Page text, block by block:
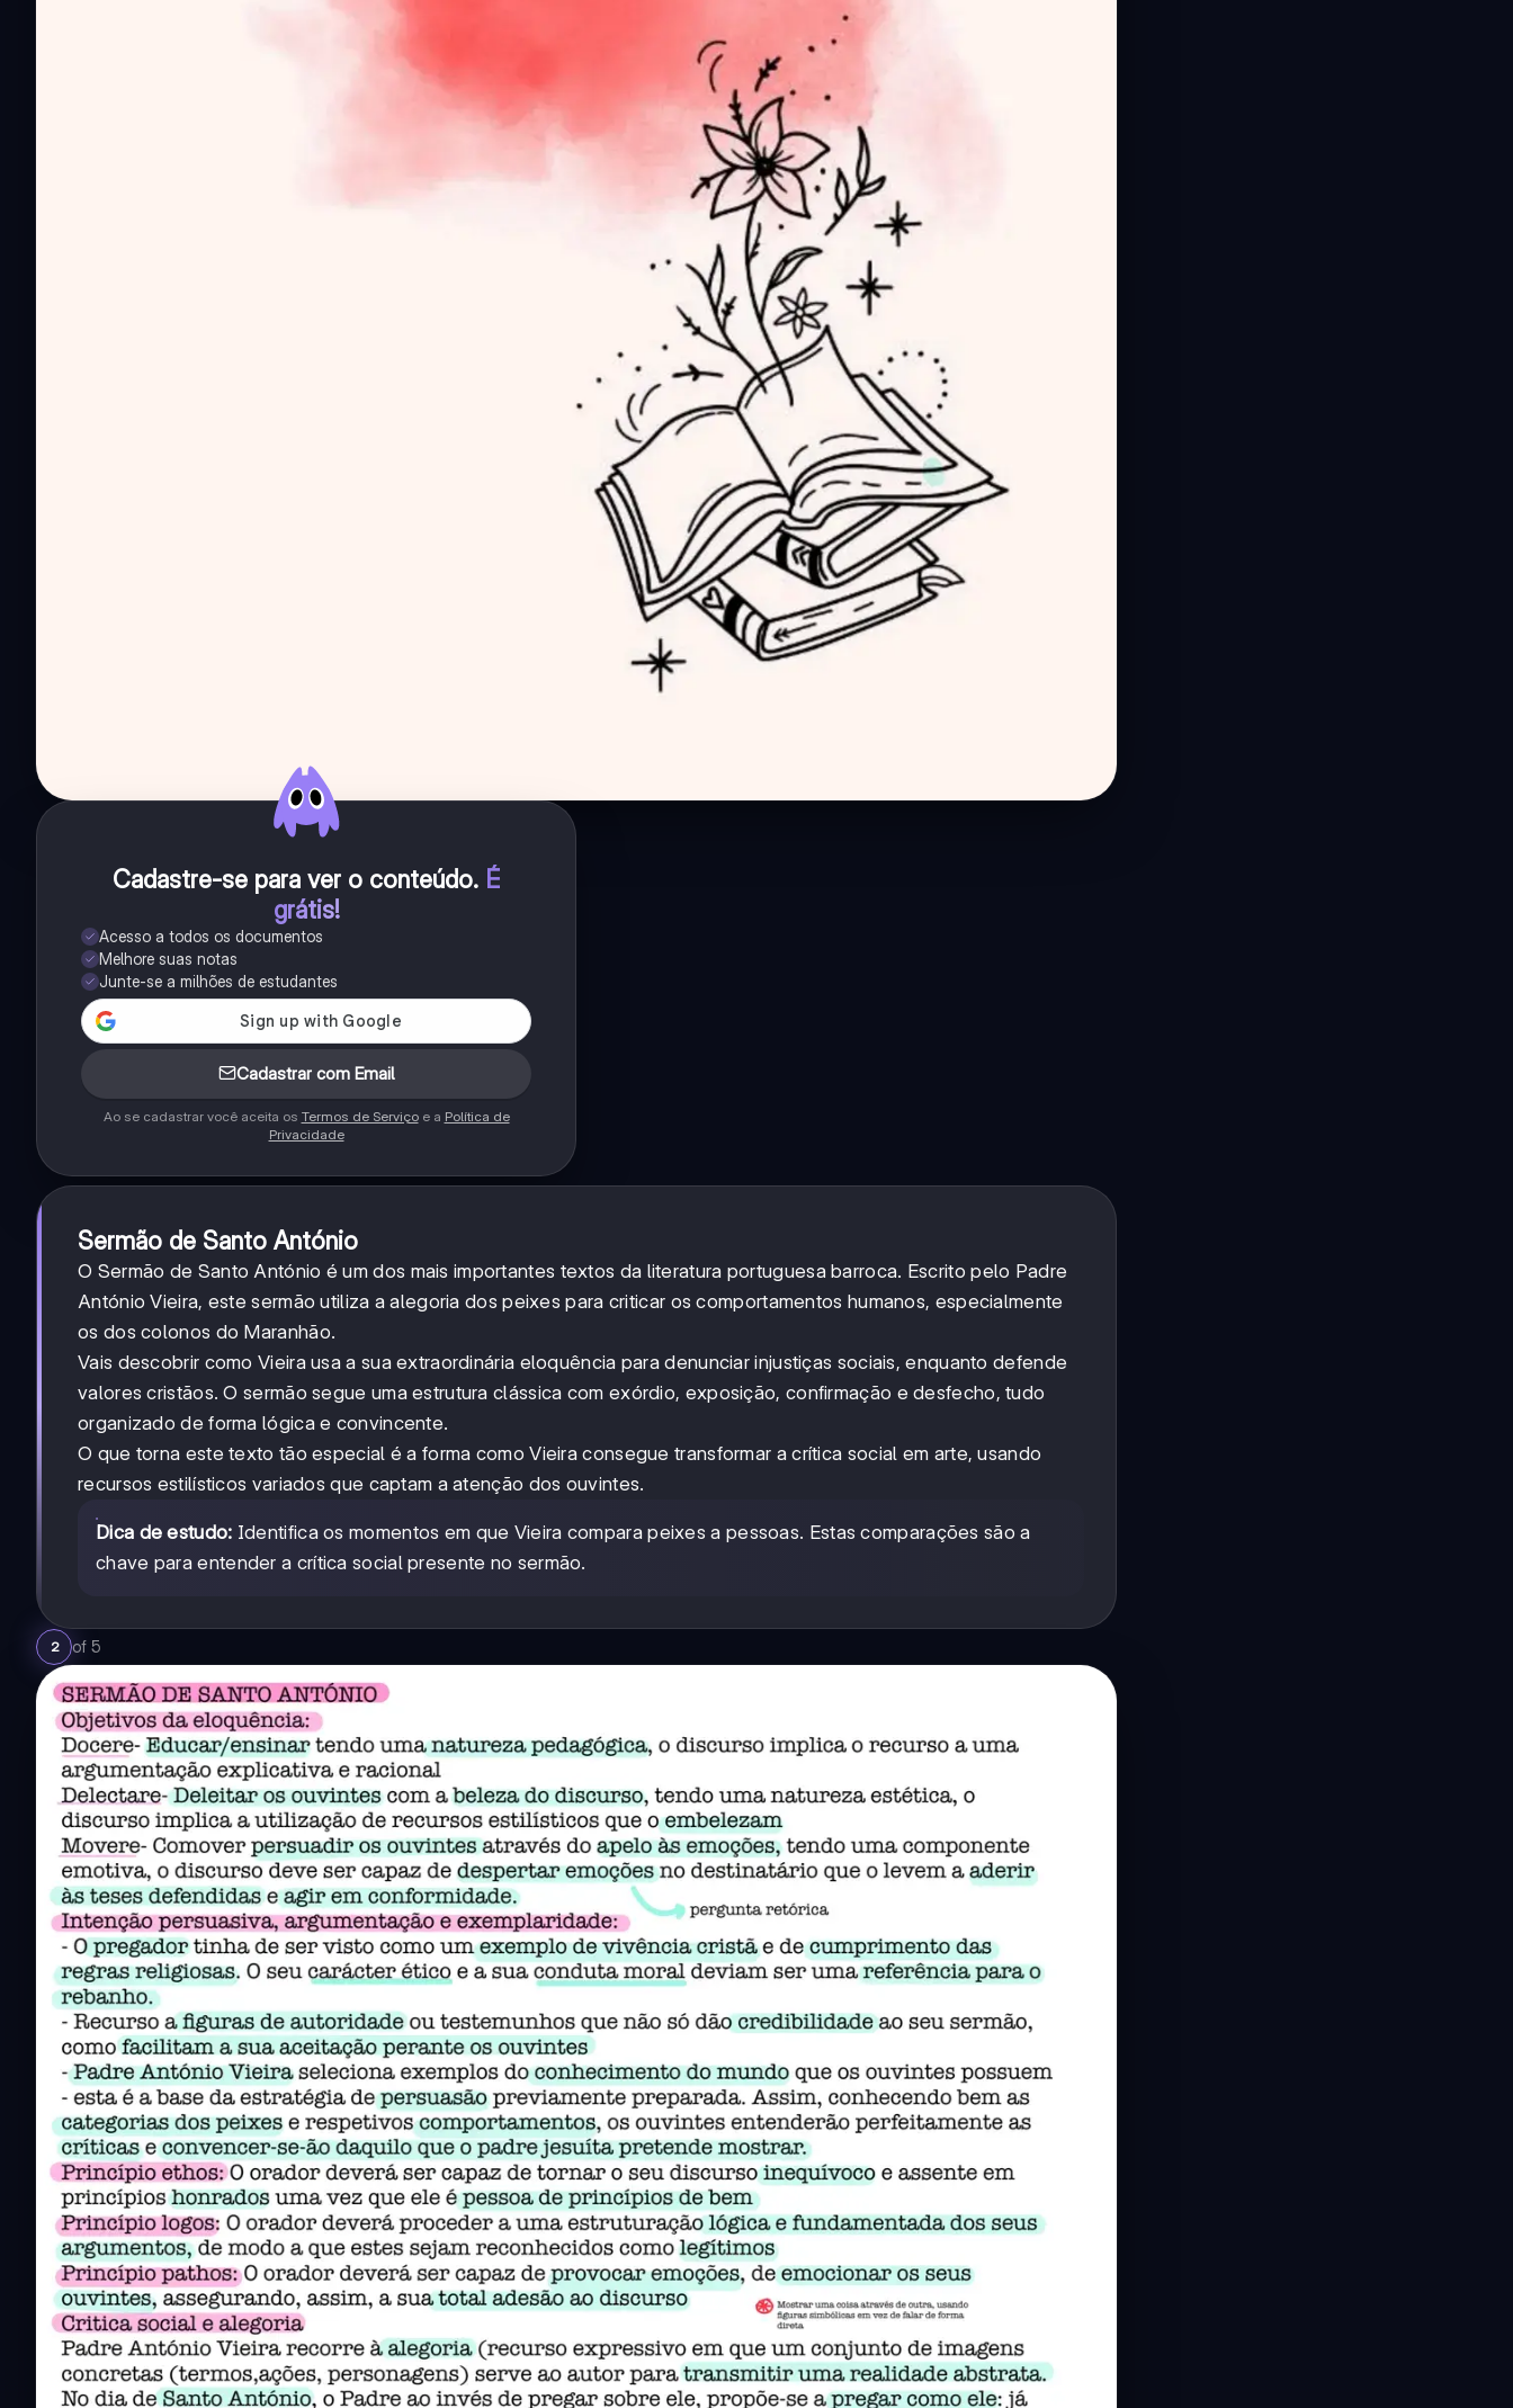
Cadastre-se para ver o conteúdo. É
grátis!
Acesso a todos os documentos
Melhore suas notas
Junte-se a milhões de estudantes
Cadastrar com Email
Ao se cadastrar você aceita os Termos de Serviçoe a Política de
Privacidade
Sermão de Santo António
O Sermão de Santo António é um dos mais importantes textos da literatura portuguesa barroca. Escrito pelo Padre
António Vieira, este sermão utiliza a alegoria dos peixes para criticar os comportamentos humanos, especialmente
os dos colonos do Maranhão.
Vais descobrir como Vieira usa a sua extraordinária eloquência para denunciar injustiças sociais, enquanto defende
valores cristãos. O sermão segue uma estrutura clássica com exórdio, exposição, confirmação e desfecho, tudo
organizado de forma lógica e convincente.
O que torna este texto tão especial é a forma como Vieira consegue transformar a crítica social em arte, usando
recursos estilísticos variados que captam a atenção dos ouvintes.
Dica de estudo: Identifica os momentos em que Vieira compara peixes a pessoas. Estas comparações são a
chave para entender a crítica social presente no sermão.
2 of 5